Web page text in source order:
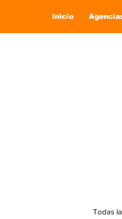
Inicio
Todas